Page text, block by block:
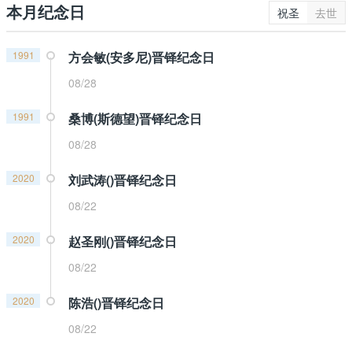
本月纪念日 祝圣 去世
1991 方会敏(安多尼)晋铎纪念日
08/28
1991 桑博(斯德望)晋铎纪念日
08/28
2020 刘武涛()晋铎纪念日
08/22
2020 赵圣刚()晋铎纪念日
08/22
2020 陈浩()晋铎纪念日
08/22